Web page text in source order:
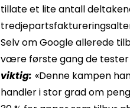
tillate et lite antall
Selv om Google allerede
være første gang de tester
viktig: «Denne kampen
handler i stor grad om